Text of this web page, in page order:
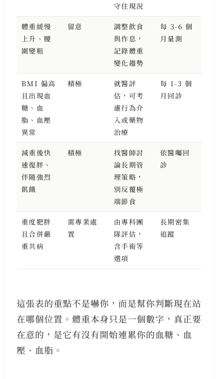
守住現況
體重緩慢
上升、腰
圍變粗
留意
調整飲食
與作息，
記錄體重
變化趨勢
每 3-6 個
月量測
BMI 偏高
且出現血
糖、血
脂、血壓
異常
積極
就醫評
估，可考
慮行為介
入或藥物
治療
每 1-3 個
月回診
減重後快
速復胖、
伴隨強烈
飢餓
積極
找醫師討
論長期管
理策略，
別反覆極
端節食
依醫囑回
診
重度肥胖
且合併嚴
重共病
需專業處
置
由專科團
隊評估，
含手術等
選項
長期密集
追蹤
這張表的重點不是嚇你，而是幫你判斷現在站
在哪個位置。體重本身只是一個數字，真正要
在意的，是它有沒有開始連累你的血糖、血
壓、血脂。